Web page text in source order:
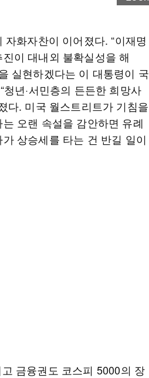
화자찬이 이어졌다. “이재명
이 대내외 불확실성을 해
실현하겠다는 이 대통령이 국
년·서민층의 든든한 희망사
다. 미국 월스트리트가 기침을
오랜 속설을 감안하면 유례
상승세를 타는 건 반길 일이
금융권도 코스피 5000의 장